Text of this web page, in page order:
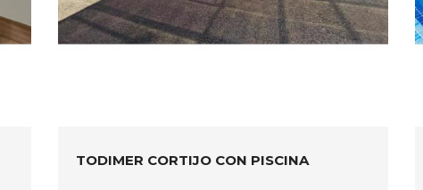
TODIMER CORTIJO CON PISCINA